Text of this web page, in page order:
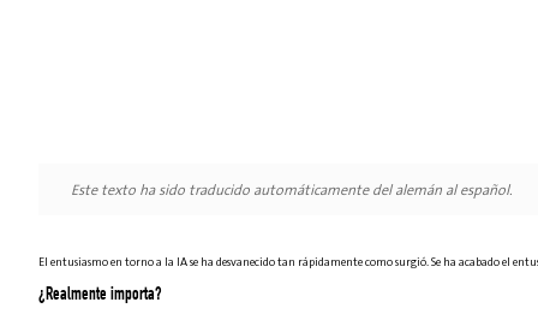
Este texto ha sido traducido automáticamente del alemán al español.
El entusiasmo en torno a la IA se ha desvanecido tan rápidamente como surgió. Se ha acabado el
¿Realmente importa?